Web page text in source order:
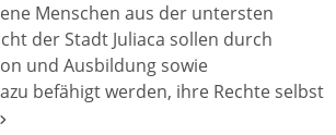
Menschen aus der untersten
der Stadt Juliaca sollen durch
und Ausbildung sowie
befähigt werden, ihre Rechte selbst